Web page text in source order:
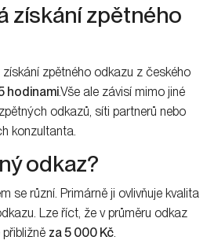
získání zpětného
zpětného odkazu z českého
hodinami.Vše ale závisí mimo jiné
odkazů, síti partnerů nebo
konzultanta.
odkaz?
se různí. Primárně ji ovlivňuje kvalita
Lze říct, že v průměru odkaz
za 5 000 Kč.